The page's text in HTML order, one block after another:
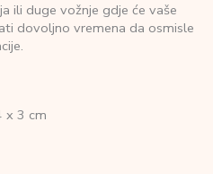
ili duge vožnje gdje će vaše
dovoljno vremena da osmisle
x 3 cm